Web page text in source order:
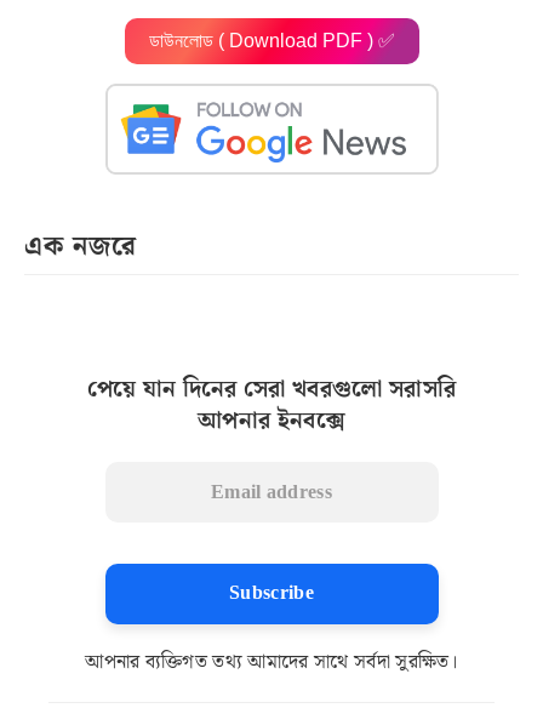
ডাউনলোড ( Download PDF ) ✅
এক নজরে
পেয়ে যান দিনের সেরা খবরগুলো সরাসরি
আপনার ইনবক্সে
Subscribe
আপনার ব্যক্তিগত তথ্য আমাদের সাথে সর্বদা সুরক্ষিত।